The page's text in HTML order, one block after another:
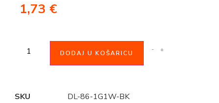
1,73 €
- +
DODAJ U KOŠARICU
SKU
DL-86-1G1W-BK